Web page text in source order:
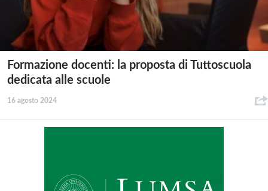
Formazione docenti: la proposta di Tuttoscuola
dedicata alle scuole
16 agosto 2024